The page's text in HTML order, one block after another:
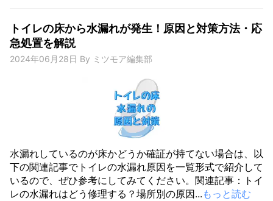
トイレの床から水漏れが発生！原因と対策方法・応
急処置を解説
2024年06月28日 By ミツモア編集部
水漏れしているのが床かどうか確証が持てない場合は、以
下の関連記事でトイレの水漏れ原因を一覧形式で紹介して
いるので、ぜひ参考にしてみてください。関連記事：トイ
レの水漏れはどう修理する？場所別の原因... もっと読む